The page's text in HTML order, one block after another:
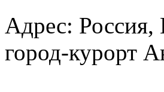
Адрес: Россия,
город-курорт